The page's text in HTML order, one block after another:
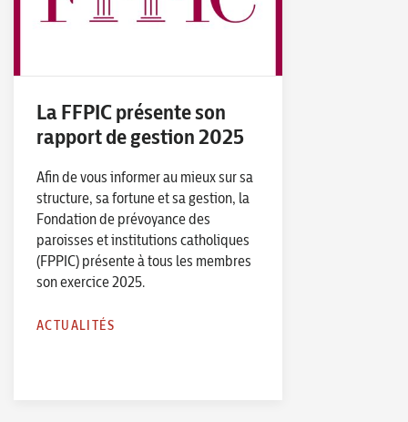
La FFPIC présente son
rapport de gestion 2025
Afin de vous informer au mieux sur sa
structure, sa fortune et sa gestion, la
Fondation de prévoyance des
paroisses et institutions catholiques
(FPPIC) présente à tous les membres
son exercice 2025.
ACTUALITÉS